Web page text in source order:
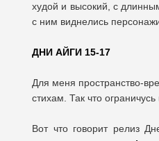
худой и высокий, с
с ним виднелись
ДНИ АЙГИ 15-17
Для меня пространство-
стихам. Так что
Вот что говорит релиз